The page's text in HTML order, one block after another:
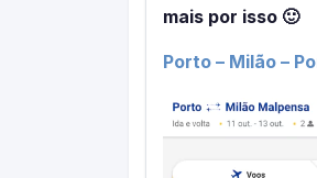
mais por isso 🙂
Porto – Milão –